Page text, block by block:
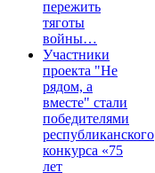
пережить
тяготы
войны…
Участники
проекта "Не
рядом, а
вместе" стали
победителями
республиканского
конкурса «75
лет